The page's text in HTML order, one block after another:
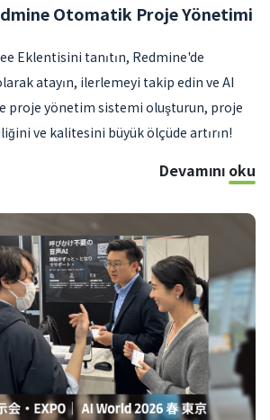
Otomatik Proje Yönetimi
Eklentisini tanıtın, Redmine'de
atayın, ilerlemeyi takip edin ve AI
proje yönetim sistemi oluşturun, proje
ve kalitesini büyük ölçüde artırın!
Devamını oku